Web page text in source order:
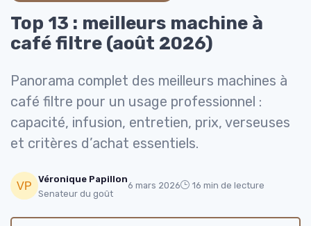
Top 13 : meilleurs machine à
café filtre (août 2026)
Panorama complet des meilleurs machines à
café filtre pour un usage professionnel :
capacité, infusion, entretien, prix, verseuses
et critères d’achat essentiels.
Véronique Papillon
Senateur du goût
6 mars 2026 16 min de lecture